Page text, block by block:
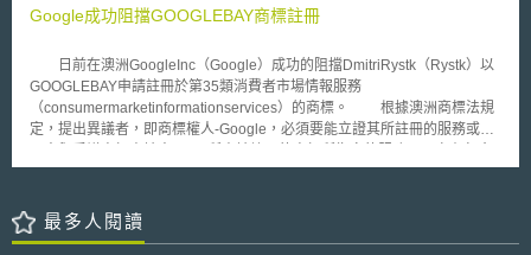
action）的期限由一個月延長為兩個月。又例如，過去越南智慧財產局針對
影響審查結果的新事證，越南智慧財產局則得考量撤回核駁處分。 此
外，第16號通知亦釐清了過去越南在智慧財產各權利別，有關實體認定上的
疑慮。一、在「商標方面」，第16號通知修正了越南過去對於著名商標
（Well-known mark）的認定方式。在過去，著名商標的狀態可藉由法院判
「用途」不得作為專利的申請標的，釐清了越南一直以來拒絕「用途發明專
利」的立場。根據第16號通知，用途並非一項申請標的可主張的必要技術特
Google成功阻擋GOOGLEBAY商標註冊
日前在澳洲GoogleInc（Google）成功的阻擋DmitriRystk（Rystk）以
GOOGLEBAY申請註冊於第35類消費者市場情報服務
（consumermarketinformationservices）的商標。 根據澳洲商標法規
定，提出異議者，即商標權人-Google，必須要能立證其所註冊的服務或商
一項跟消費者市場情報服務類似的服務或商品；並且GOOGLE與
GOOGLEBAY乃是與GOOGLE有“欺矇性的”相似（deceptivelysimilar）商
標 2) Rystk提出註冊申請（2006年06月16日）時，GOOGLE已經在澳洲有
最多人閱讀